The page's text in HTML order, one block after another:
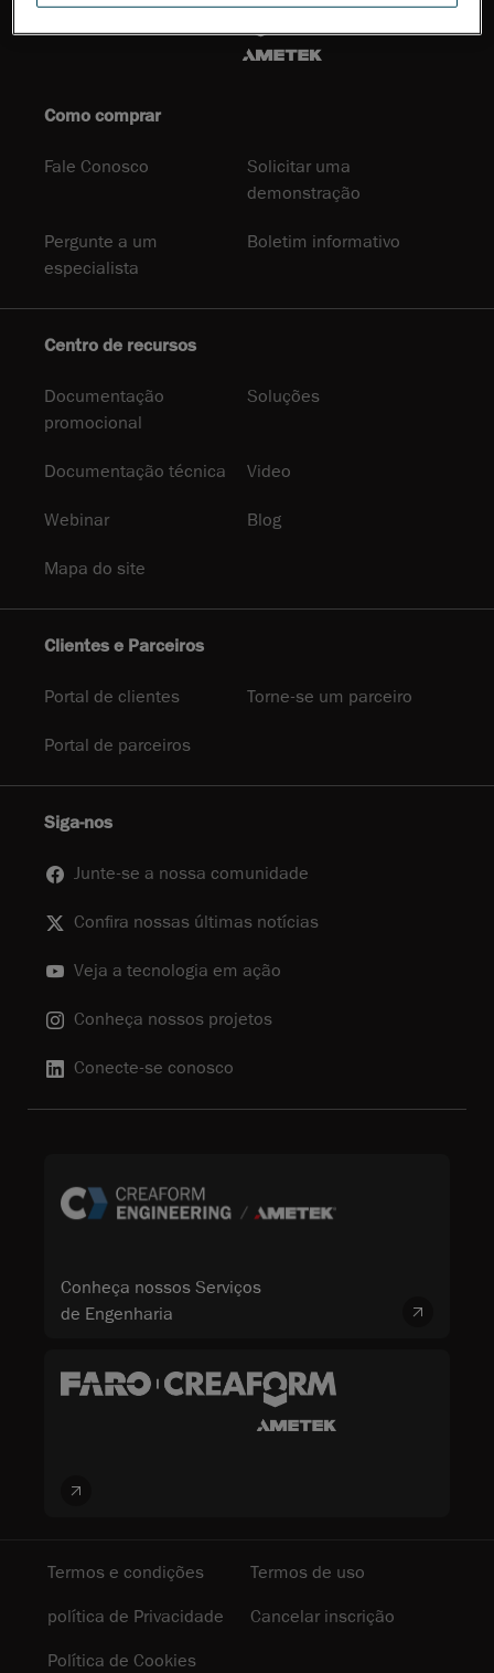
Como comprar
Fale Conosco
Solicitar uma
demonstração
Pergunte a um
especialista
Boletim informativo
Centro de recursos
Documentação
promocional
Soluções
Documentação técnica Video
Webinar Blog
Mapa do site
Clientes e Parceiros
Portal de clientes Torne-se um parceiro
Portal de parceiros
Siga-nos
Junte-se a nossa comunidade
Confira nossas últimas notícias
Veja a tecnologia em ação
Conheça nossos projetos
Conecte-se conosco
Conheça nossos Serviços
de Engenharia
Termos e condições
Termos de uso
política de Privacidade
Cancelar inscrição
Política de Cookies